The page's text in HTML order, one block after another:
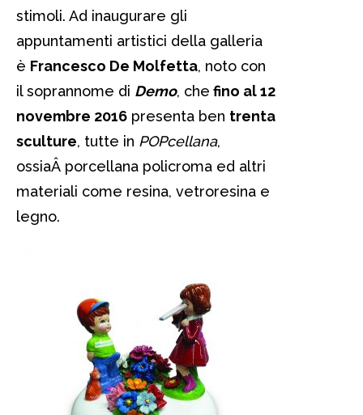
stimoli. Ad inaugurare gli
appuntamenti artistici della galleria
è Francesco De Molfetta, noto con
il soprannome di Demo, che fino al 12
novembre 2016 presenta ben trenta
sculture, tutte in POPcellana,
ossiaÂ porcellana policroma ed altri
materiali come resina, vetroresina e
legno.